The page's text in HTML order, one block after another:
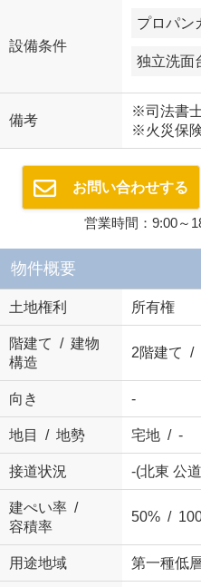
設備条件
プロパン
独立洗面
備考
※司法書
※火災保
お問い合わせする
営業時間：9:00～
物件概要
土地権利 所有権
階建て / 建物
構造
2階建て /
向き -
地目 / 地勢 宅地 / -
接道状況 -(北東 公
建ぺい率 /
容積率
50% /
用途地域 第一種低